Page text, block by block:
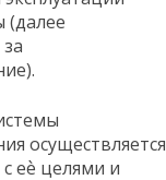
(далее
осуществляется
еѐ целями и